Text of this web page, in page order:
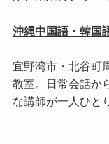
沖縄中国語・韓国
宜野湾市・北谷町
教室。日常会話か
な講師が一人ひと